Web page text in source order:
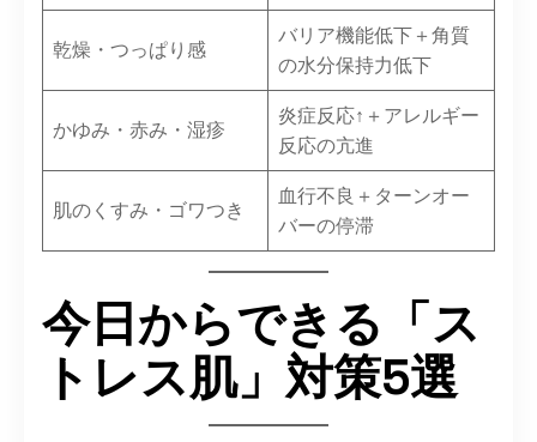
乾燥・つっぱり感
バリア機能低下＋角質
の水分保持力低下
かゆみ・赤み・湿疹
炎症反応↑＋アレルギー
反応の亢進
肌のくすみ・ゴワつき
血行不良＋ターンオー
バーの停滞
今日からできる「ス
トレス肌」対策5選